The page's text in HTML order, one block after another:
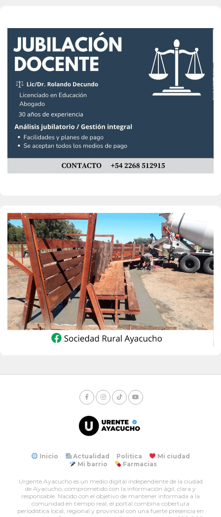
Inicio Actualidad Politica
Mi ciudad
Mi barrio
Farmacias
Urgente Ayacucho es un medio digital independiente de la ciudad
de Ayacucho, comprometido con la información ágil, clara y
responsable. Nacido con el objetivo de mantener informada a la
comunidad en tiempo real, el portal combina cobertura
periodística local, regional y provincial con una fuerte presencia en